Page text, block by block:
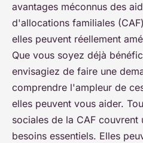
avantages méconnus des
d'allocations familiales
elles peuvent réellement
Que vous soyez déjà
envisagiez de faire une
comprendre l'ampleur de
elles peuvent vous aider.
sociales de la CAF couvrent
besoins essentiels. Elles